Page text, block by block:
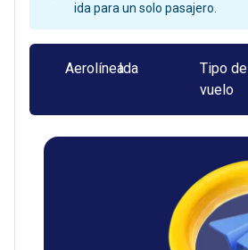
ida para un solo pasajero.
AerolíneaIda
Tipo de
vuelo